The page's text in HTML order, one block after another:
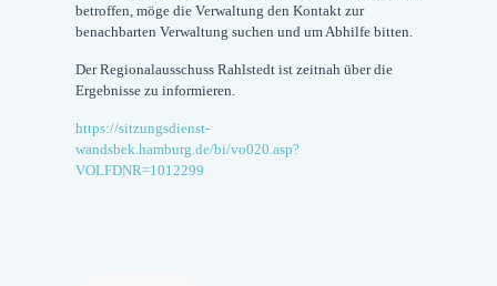
betroffen, möge die Verwaltung den Kontakt zur
benachbarten Verwaltung suchen und um Abhilfe bitten.
Der Regionalausschuss Rahlstedt ist zeitnah über die
Ergebnisse zu informieren.
https://sitzungsdienst-
wandsbek.hamburg.de/bi/vo020.asp?
VOLFDNR=1012299